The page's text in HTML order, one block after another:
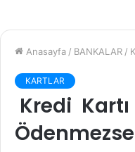
Anasayfa / BANKALAR /
KARTLAR
Kredi